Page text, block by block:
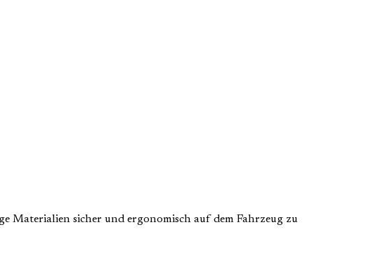
Materialien sicher und ergonomisch auf dem Fahrzeug zu